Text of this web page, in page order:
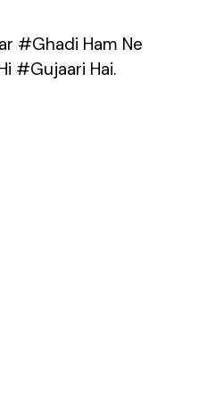
#Ghadi Ham Ne
#Gujaari Hai.